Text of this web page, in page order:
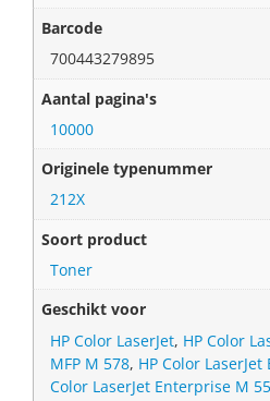
Barcode
700443279895
Aantal pagina's
10000
Originele typenummer
212X
Soort product
Toner
Geschikt voor
HP Color LaserJet, HP Color
MFP M 578, HP Color
Color LaserJet Enterprise M